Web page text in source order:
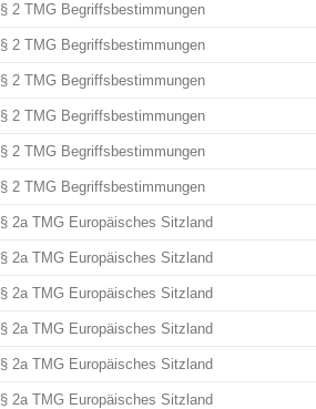
§ 2 TMG Begriffsbestimmungen
§ 2 TMG Begriffsbestimmungen
§ 2 TMG Begriffsbestimmungen
§ 2 TMG Begriffsbestimmungen
§ 2 TMG Begriffsbestimmungen
§ 2 TMG Begriffsbestimmungen
§ 2a TMG Europäisches Sitzland
§ 2a TMG Europäisches Sitzland
§ 2a TMG Europäisches Sitzland
§ 2a TMG Europäisches Sitzland
§ 2a TMG Europäisches Sitzland
§ 2a TMG Europäisches Sitzland